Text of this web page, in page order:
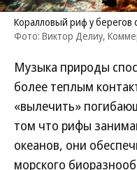
Коралловый риф у берегов
Фото: Виктор Делиу,
Музыка природы
более теплым
«вылечить»
том что рифы
океанов, они
морского